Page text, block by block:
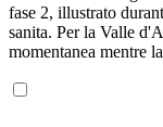
fase 2, illustrato
sanita. Per la Valle
momentanea mentre